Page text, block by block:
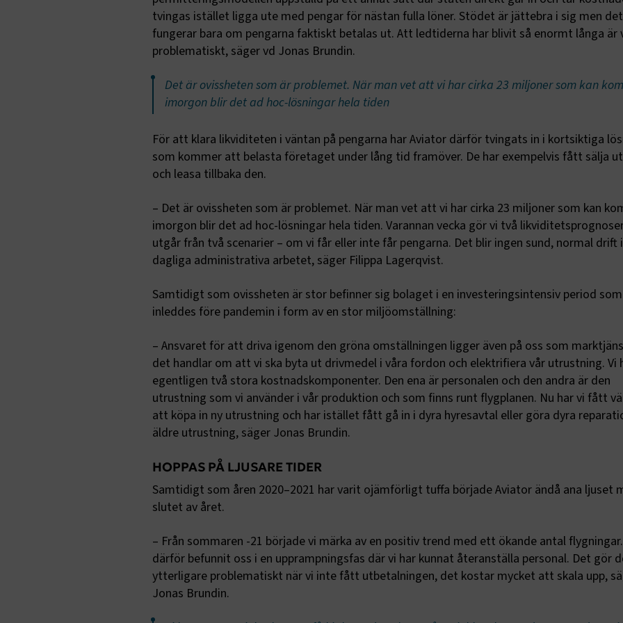
tvingas istället ligga ute med pengar för nästan fulla löner. Stödet är jättebra i sig men det
fungerar bara om pengarna faktiskt betalas ut. Att ledtiderna har blivit så enormt långa är
problematiskt, säger vd Jonas Brundin.
Det är ovissheten som är problemet. När man vet att vi har cirka 23 miljoner som kan
imorgon blir det ad hoc-lösningar hela tiden
För att klara likviditeten i väntan på pengarna har Aviator därför tvingats in i kortsiktiga
som kommer att belasta företaget under lång tid framöver. De har exempelvis fått sälja
och leasa tillbaka den.
– Det är ovissheten som är problemet. När man vet att vi har cirka 23 miljoner som kan
imorgon blir det ad hoc-lösningar hela tiden. Varannan vecka gör vi två
utgår från två scenarier – om vi får eller inte får pengarna. Det blir ingen sund, normal drift
dagliga administrativa arbetet, säger Filippa Lagerqvist.
Samtidigt som ovissheten är stor befinner sig bolaget i en investeringsintensiv period som
inleddes före pandemin i form av en stor miljöomställning:
– Ansvaret för att driva igenom den gröna omställningen ligger även på oss som
det handlar om att vi ska byta ut drivmedel i våra fordon och elektrifiera vår utrustning. Vi
egentligen två stora kostnadskomponenter. Den ena är personalen och den andra är den
utrustning som vi använder i vår produktion och som finns runt flygplanen. Nu har vi fått
att köpa in ny utrustning och har istället fått gå in i dyra hyresavtal eller göra dyra
äldre utrustning, säger Jonas Brundin.
HOPPAS PÅ LJUSARE TIDER
Samtidigt som åren 2020–2021 har varit ojämförligt tuffa började Aviator ändå ana ljuset
slutet av året.
– Från sommaren -21 började vi märka av en positiv trend med ett ökande antal
därför befunnit oss i en upprampningsfas där vi har kunnat återanställa personal. Det gör
ytterligare problematiskt när vi inte fått utbetalningen, det kostar mycket att skala upp,
Jonas Brundin.
CookieScriptConsent
CookieScript
www.transportforetagen.se
2
månader
4 veckor
Denna cookie används av
Script.com-tjänsten för att
preferenserna för
ARRAffinity
Microsoft Corporation
.www.transportforetagen.se
Session
Denna cookie ställs in av
förfrågningar dirigeras till
server i varje
www.transportforetagen.se
Denna cookie är för att
besöker en Optimizely sajt
gången, tilldelar
automatiskt en
GUID till besökarens
GUIDen sparas i en cookie
TF-XSRF-TOKEN
www.transportforetagen.se Session
Används för att skydda
Cross-Site Request Forgery
ut eller stänger
bara tillfälligt och förstörs
lämnat sidan. De är också
övergående cookies, icke-
cookies eller tillfälliga
ARRAffinitySameSite
Microsoft Corporation
.www.transportforetagen.se
Session
När du använder
värdplattform och
belastningsbalansering,
VISITOR_PRIVACY_METADATA
4 veckor
sekretessval för deras
hedras i framtida sessioner.
.EPiForm_VisitorIdentifier
Episerver
www.transportforetagen.se
2
månader
4 veckor
Cookien används för att
som interagerar med ett